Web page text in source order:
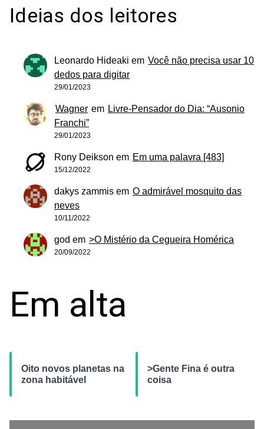
Ideias dos leitores
Leonardo Hideaki em Você não precisa usar 10
dedos para digitar
29/01/2023
Wagner em Livre-Pensador do Dia: “Ausonio
Franchi”
29/01/2023
Rony Deikson em Em uma palavra [483]
15/12/2022
dakys zammis em O admirável mosquito das
neves
10/11/2022
god em >O Mistério da Cegueira Homérica
20/09/2022
Em alta
Oito novos planetas na
zona habitável
>Gente Fina é outra
coisa